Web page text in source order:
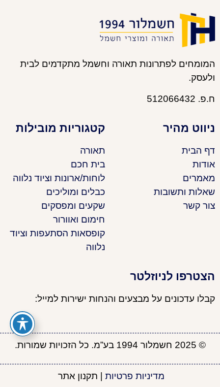
המומחים לפתרונות תאורה וחשמל מתקדמים לבית
ולעסק.
ח.פ. 512066432
ניווט מהיר
דף הבית
אודות
מאמרים
שאלות ותשובות
צור קשר
קטגוריות מובילות
תאורה
בית חכם
לוחות/ארונות וציוד נלווה
כבלים ומוליכים
שקעים ומפסקים
חימום ואוורור
קופסאות הסתעפות וציוד
נלווה
הצטרפו לניוזלטר
קבלו עדכונים על מבצעים והנחות ישירות למייל:
© 2025 חשמלור 1994 בע”מ. כל הזכויות שמורות.
מדיניות פרטיות תקנון אתר